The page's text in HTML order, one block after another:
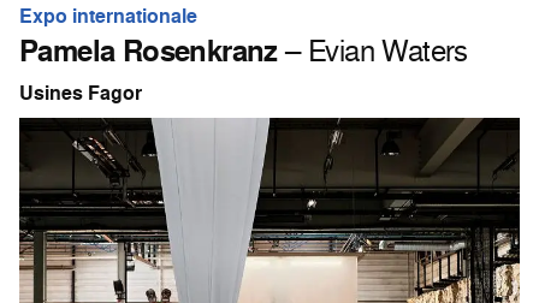
Expo internationale
Pamela Rosenkranz– Evian Waters
Usines Fagor